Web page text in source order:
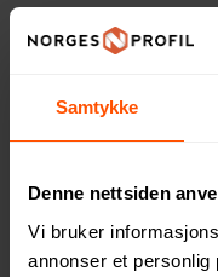
Samtykke
Denne nettsiden
Vi bruker
annonser et
2